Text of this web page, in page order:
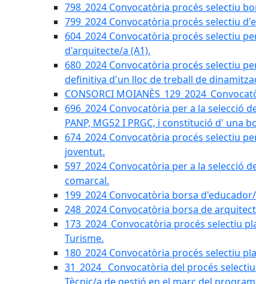
798_2024 Convocatòria procés selectiu
799_2024 Convocatòria procés selectiu
604_2024 Convocatòria procés selectiu
d'arquitecte/a (A1).
680_2024 Convocatòria procés selectiu
definitiva d'un lloc de treball de
CONSORCI
696_2024 Convocatòria per a la selecció
PANP, MG52 I PRGC, i constitució d' una
674_2024 Convocatòria procés selectiu
joventut.
597_2024 Convocatòria per a la selecció
comarcal.
199_2024 Convocatòria borsa
248_2024 Convocatòria borsa de
173_2024_Convocatòria procés selectiu
Turisme.
180_2024 Convocatòria procés selectiu
31_2024_ Convocatòria del procés